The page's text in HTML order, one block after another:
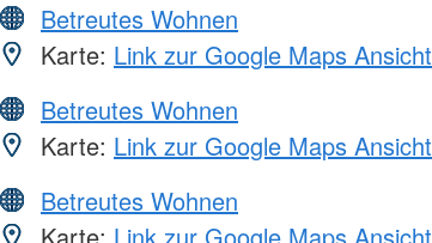
Betreutes Wohnen
Karte: Link zur Google Maps Ansicht
Betreutes Wohnen
Karte: Link zur Google Maps Ansicht
Betreutes Wohnen